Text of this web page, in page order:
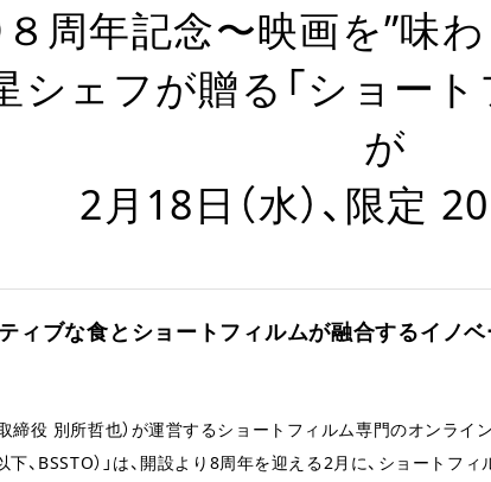
８周年記念〜映画を”味
ェフが贈る「ショート
が
2月18日（水）、限定
ィブな食とショートフィルムが融合するイノ
締役 別所哲也）が運営するショートフィルム専門のオンライ
、BSSTO）」は、開設より8周年を迎える2月に、ショートフ